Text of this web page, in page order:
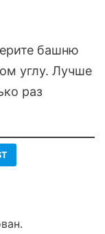
башню
углу. Лучше
раз